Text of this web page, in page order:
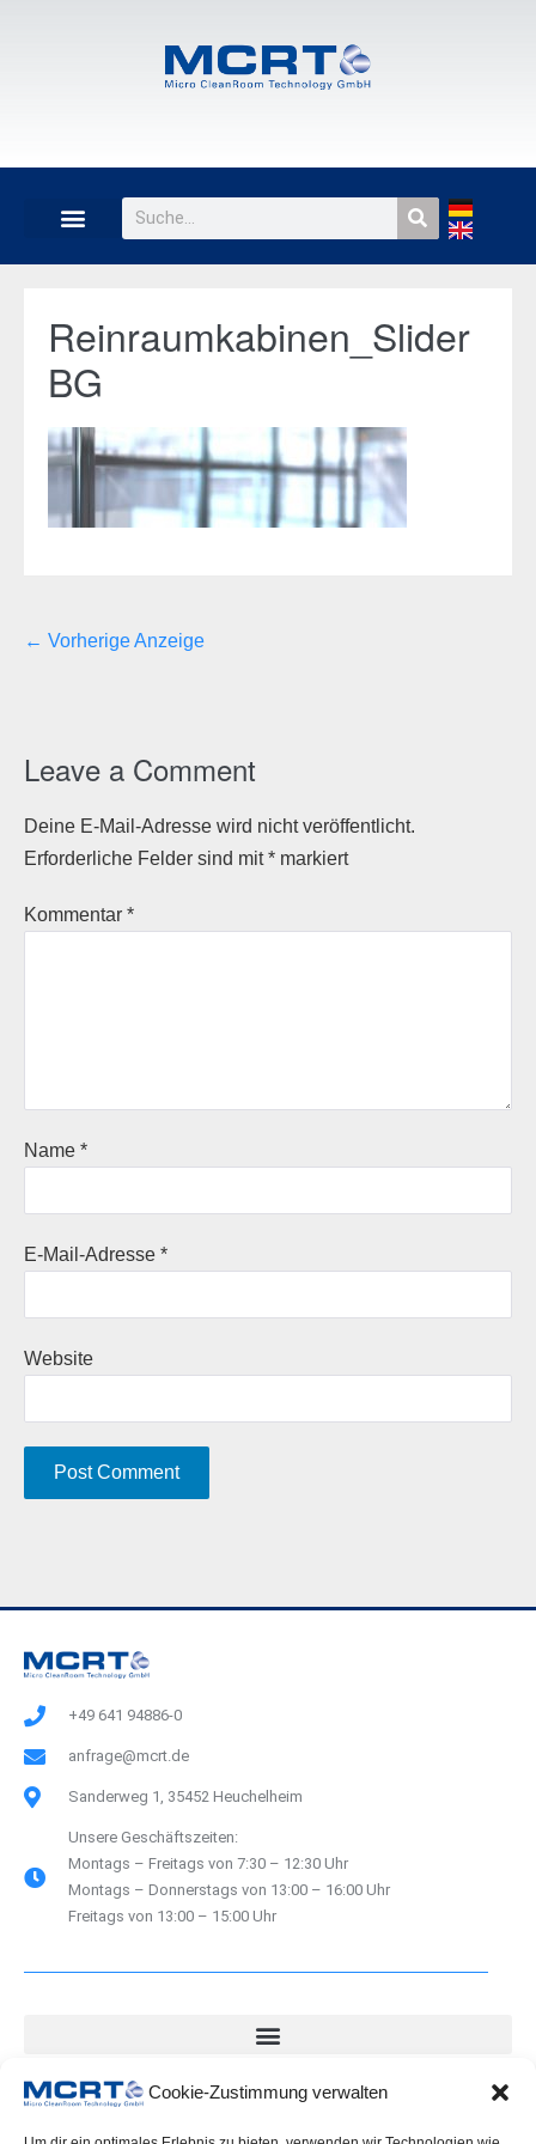
Cookie-Zustimmung verwalten
Reinraumkabinen_Slider
BG
← Vorherige Anzeige
Leave a Comment
Deine E-Mail-Adresse wird nicht veröffentlicht.
Erforderliche Felder sind mit* markiert
Kommentar *
Name *
E-Mail-Adresse *
Website
t
r
a
t
i
+49 641 94886-0
anfrage@mcrt.de
Sanderweg 1, 35452 Heuchelheim
Unsere Geschäftszeiten:
Montags – Freitags von 7:30 – 12:30 Uhr
Montags – Donnerstags von 13:00 – 16:00 Uhr
Freitags von 13:00 – 15:00 Uhr